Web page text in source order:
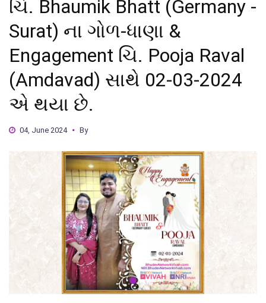
ચિ. Bhaumik Bhatt (Germany -
Surat) ના ગોળ-ધાણા &
Engagement ચિ. Pooja Raval
(Amdavad) સાથે 02-03-2024
એ થયા છે.
04, June 2024 By